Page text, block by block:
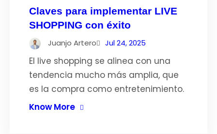
Claves para implementar LIVE
SHOPPING con éxito
Juanjo Artero Jul 24, 2025
El live shopping se alinea con una
tendencia mucho más amplia, que
es la compra como entretenimiento.
Know More